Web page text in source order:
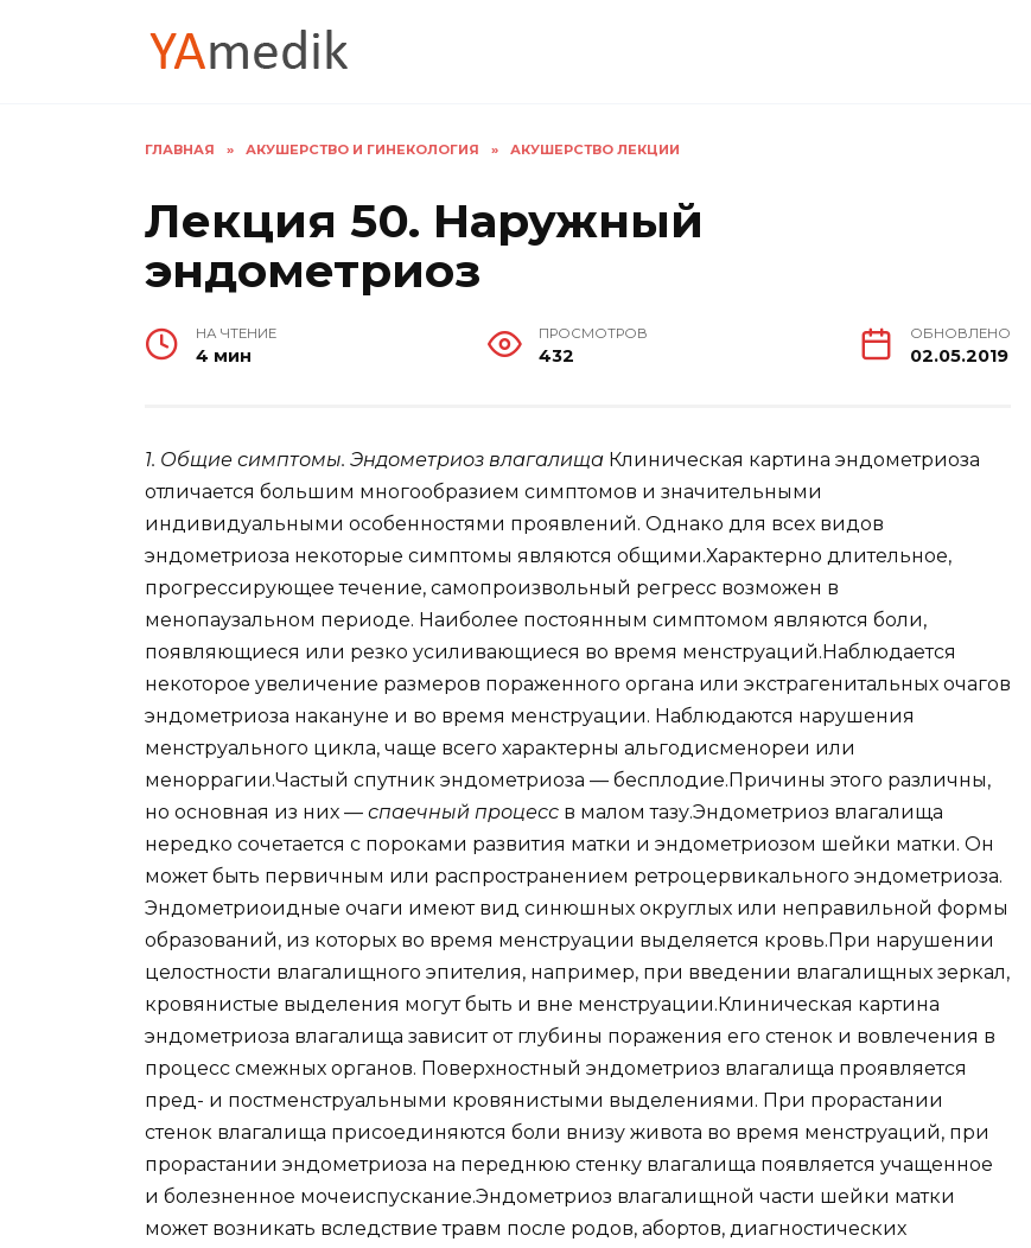
ГЛАВНАЯ » АКУШЕРСТВО И ГИНЕКОЛОГИЯ » АКУШЕРСТВО ЛЕКЦИИ
Лекция 50. Наружный
эндометриоз
НА ЧТЕНИЕ
4 мин
ПРОСМОТРОВ
432
ОБНОВЛЕНО
02.05.2019
1. Общие симптомы. Эндометриоз влагалища Клиническая картина эндометриоза
отличается большим многообразием симптомов и значительными
индивидуальными особенностями проявлений. Однако для всех видов
эндометриоза некоторые симптомы являются общими.Характерно длительное,
прогрессирующее течение, самопроизвольный регресс возможен в
менопаузальном периоде. Наиболее постоянным симптомом являются боли,
появляющиеся или резко усиливающиеся во время менструаций.Наблюдается
некоторое увеличение размеров пораженного органа или экстрагенитальных очагов
эндометриоза накануне и во время менструации. Наблюдаются нарушения
менструального цикла, чаще всего характерны альгодисменореи или
меноррагии.Частый спутник эндометриоза — бесплодие.Причины этого различны,
но основная из них — спаечный процесс в малом тазу.Эндометриоз влагалища
нередко сочетается с пороками развития матки и эндометриозом шейки матки. Он
может быть первичным или распространением ретроцервикального эндометриоза.
Эндометриоидные очаги имеют вид синюшных округлых или неправильной формы
образований, из которых во время менструации выделяется кровь.При нарушении
целостности влагалищного эпителия, например, при введении влагалищных зеркал,
кровянистые выделения могут быть и вне менструации.Клиническая картина
эндометриоза влагалища зависит от глубины поражения его стенок и вовлечения в
процесс смежных органов. Поверхностный эндометриоз влагалища проявляется
пред- и постменструальными кровянистыми выделениями. При прорастании
стенок влагалища присоединяются боли внизу живота во время менструаций, при
прорастании эндометриоза на переднюю стенку влагалища появляется учащенное
и болезненное мочеиспускание.Эндометриоз влагалищной части шейки матки
может возникать вследствие травм после родов, абортов, диагностических